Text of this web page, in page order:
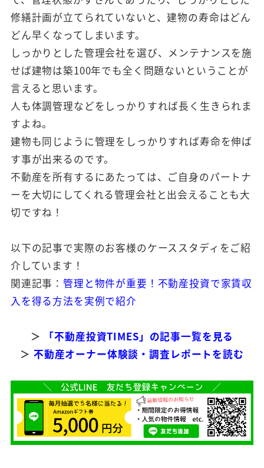
修繕計画が立てられていないと、建物の寿命はどん
どん早くなってしまいます。
しっかりとした管理会社を選び、メンテナンスを施
せば建物は築100年でも全く問題ないということが
言えると思います。
人も体調管理などをしっかりすれば長く生きられま
すよね。
建物も同じように管理をしっかりすれば寿命を伸ば
す事が出来るのです。
不動産を所有するにあたっては、ご自身のパートナ
ーを大切にしてくれる管理会社と出会えることも大
切ですね！
以下の記事で実際のお客様のケーススタディをご紹
介しています！
関連記事： 管理と物件が重要！不動産投資で家賃収
入を得る方法を実例で紹介
＞
「不動産投資TIMES」の記事一覧を見る
＞ 不動産オーナー体験談・調査レポートを読む